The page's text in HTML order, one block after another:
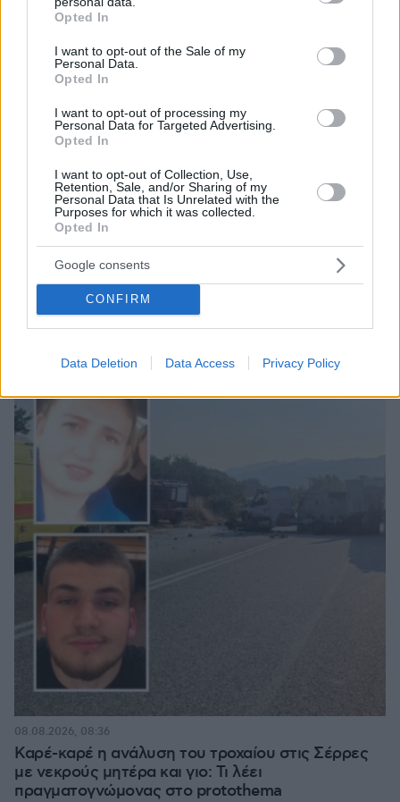
grant or deny consent to Google and its third-party tags to
use your data for below specified purposes in below Google
consent section.
Opted In
I want to opt-out of the Sale of my
Personal Data.
Opted In
I want to opt-out of processing my
Personal Data for Targeted Advertising.
Opted In
I want to opt-out of Collection, Use,
Retention, Sale, and/or Sharing of my
Personal Data that Is Unrelated with the
Purposes for which it was collected.
Opted In
Google consents
CONFIRM
Data Deletion Data Access Privacy Policy
Βίντεο: Μεθυσμένη σκότωσε νύφη λίγες ώρες
μετά τον γάμο της και στο τμήμα ζητούσε
κλαίγοντας τον πατέρα της
08.08.2026, 09:25
Καρέ-καρέ η ανάλυση του τροχαίου στις Σέρρες
με νεκρούς μητέρα και γιο: Τι λέει
πραγματογνώμονας στο protothema
08.08.2026, 08:36